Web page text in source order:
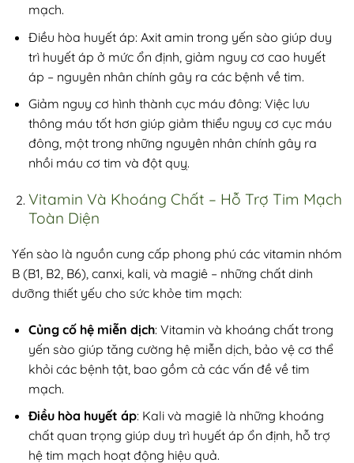
mạch.
Điều hòa huyết áp: Axit amin trong yến sào giúp duy
trì huyết áp ở mức ổn định, giảm nguy cơ cao huyết
áp – nguyên nhân chính gây ra các bệnh về tim.
Giảm nguy cơ hình thành cục máu đông: Việc lưu
thông máu tốt hơn giúp giảm thiểu nguy cơ cục máu
đông, một trong những nguyên nhân chính gây ra
nhồi máu cơ tim và đột quỵ.
Vitamin Và Khoáng Chất – Hỗ Trợ Tim Mạch
Toàn Diện
Yến sào là nguồn cung cấp phong phú các vitamin nhóm
B (B1, B2, B6), canxi, kali, và magiê – những chất dinh
dưỡng thiết yếu cho sức khỏe tim mạch:
Củng cố hệ miễn dịch: Vitamin và khoáng chất trong
yến sào giúp tăng cường hệ miễn dịch, bảo vệ cơ thể
khỏi các bệnh tật, bao gồm cả các vấn đề về tim
mạch.
Điều hòa huyết áp: Kali và magiê là những khoáng
chất quan trọng giúp duy trì huyết áp ổn định, hỗ trợ
hệ tim mạch hoạt động hiệu quả.